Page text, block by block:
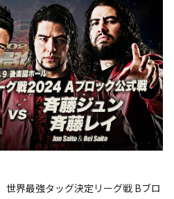
最強タッグ決定リーグ戦 Bブロ